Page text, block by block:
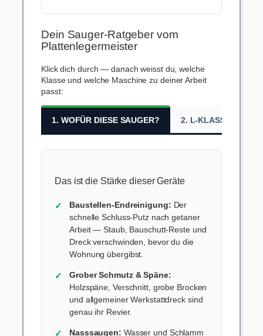
Dein Sauger-Ratgeber vom
Plattenlegermeister
Klick dich durch — danach weisst du, welche
Klasse und welche Maschine zu deiner Arbeit
passt:
1. WOFÜR DIESE SAUGER? 2. L-KLASSE VS. M-
Das ist die Stärke dieser Geräte
Baustellen-Endreinigung: Der
schnelle Schluss-Putz nach getaner
Arbeit — Staub, Bauschutt-Reste und
Dreck verschwinden, bevor du die
Wohnung übergibst.
Grober Schmutz & Späne:
Holzspäne, Verschnitt, grobe Brocken
und allgemeiner Werkstattdreck sind
genau ihr Revier.
Nasssaugen: Wasser und Schlamm